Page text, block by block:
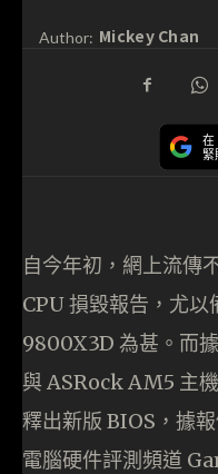
Author: Mickey Chan
在
緊
自今年初，網上流傳
CPU 損毀報告，尤
9800X3D 為甚。而
與 ASRock AM5 主
釋出新版 BIOS，據
電腦硬件評測頻道